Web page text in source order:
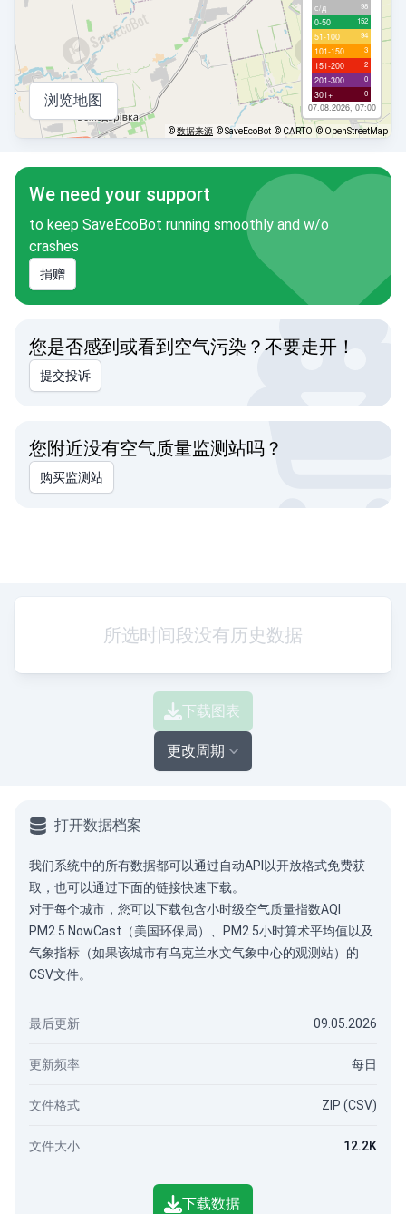
с/д 98
0-50 152
51-100 94
101-150 3
151-200 2
201-300 0
301+ 0
07.08.2026, 07:00
浏览地图
©数据来源 © SaveEcoBot © CARTO © OpenStreetMap
We need your support
to keep SaveEcoBot running smoothly and w/o
crashes
捐赠
您是否感到或看到空气污染？不要走开！
提交投诉
您附近没有空气质量监测站吗？
购买监测站
所选时间段没有历史数据
下载图表
更改周期
打开数据档案
我们系统中的所有数据都可以通过自动API 以开放格式免费获
取，也可以通过下面的链接快速下载。
对于每个城市，您可以下载包含小时级空气质量指数AQI
PM2.5 NowCast（美国环保局）、PM2.5小时算术平均值以及
气象指标（如果该城市有乌克兰水文气象中心的观测站）的
CSV文件。
最后更新 09.05.2026
更新频率 每日
文件格式 ZIP (CSV)
文件大小 12.2K
下载数据